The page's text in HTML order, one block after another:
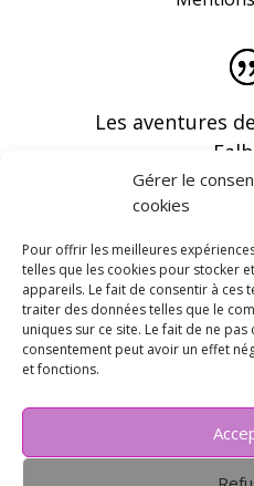
Gérer le
cookies
Pour offrir les meilleures
telles que les cookies pour stocker
appareils. Le fait de consentir à ces
traiter des données telles que le
uniques sur ce site. Le fait de ne
consentement peut avoir un effet
et fonctions.
Les aventures
Vous pouvez recevoir
vous abonnant